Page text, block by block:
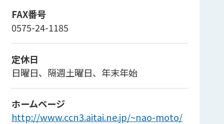
FAX番号
0575-24-1185
定休日
日曜日、隔週土曜日、年末年始
ホームページ
http://www.ccn3.aitai.ne.jp/~nao-moto/